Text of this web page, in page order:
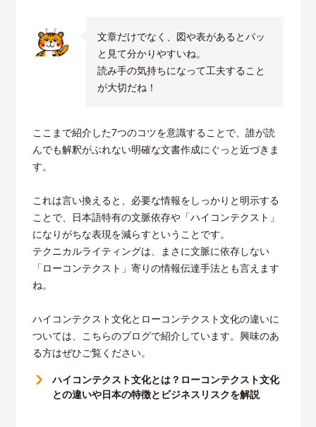
文章だけでなく、図や表があるとパッ
と見て分かりやすいね。
読み手の気持ちになって工夫すること
が大切だね！
ここまで紹介した7つのコツを意識することで、誰が読
んでも解釈がぶれない明確な文書作成にぐっと近づきま
す。
これは言い換えると、必要な情報をしっかりと明示する
ことで、日本語特有の文脈依存や「ハイコンテクスト」
になりがちな表現を減らすということです。
テクニカルライティングは、まさに文脈に依存しない
「ローコンテクスト」寄りの情報伝達手法とも言えます
ね。
ハイコンテクスト文化とローコンテクスト文化の違いに
ついては、こちらのブログで紹介しています。興味のあ
る方はぜひご覧ください。
ハイコンテクスト文化とは？ローコンテクスト文化
との違いや日本の特徴とビジネスリスクを解説